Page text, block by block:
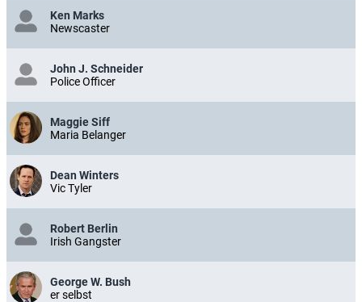
Ken Marks
Newscaster
John J. Schneider
Police Officer
Maggie Siff
Maria Belanger
Dean Winters
Vic Tyler
Robert Berlin
Irish Gangster
George W. Bush
er selbst